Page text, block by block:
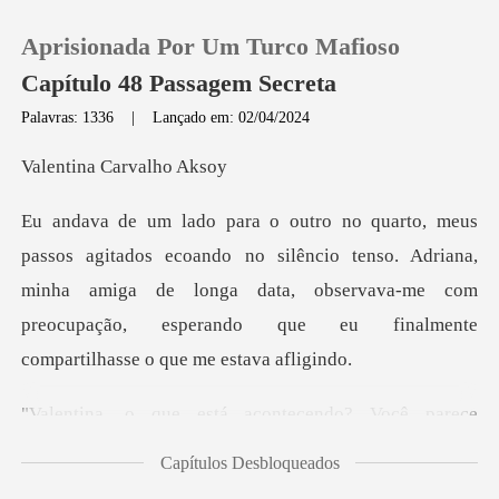
Loja
Histórico
Sair
Aprisionada Por Um Turco Mafioso
Capítulo 48 Passagem Secreta
Palavras: 1336 |Lançado em: 02/04/2024
a Carval
silêncio tenso. Adriana,
minha amiga de longa data, observava-me com
preocu
do? Você parece
Capítulos Desbloqueados